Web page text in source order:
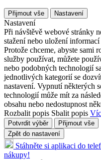
Přijmout vše Nastavení
Nastavení
Při návštěvě webové stránky
stažení nebo uložení
Protože chceme, abyste sami
služby používat, můžete
nebo podobných technologií
jednotlivých kategorií se
nastavení. Vypnutí některých
technologií může mít za
obsahu nebo nedostupnost
Rozbalit popis Sbalit popis
Potvrdit výběr
Přijmout vše
Zpět do nastavení
Stáhněte si aplikaci do
nákupy!